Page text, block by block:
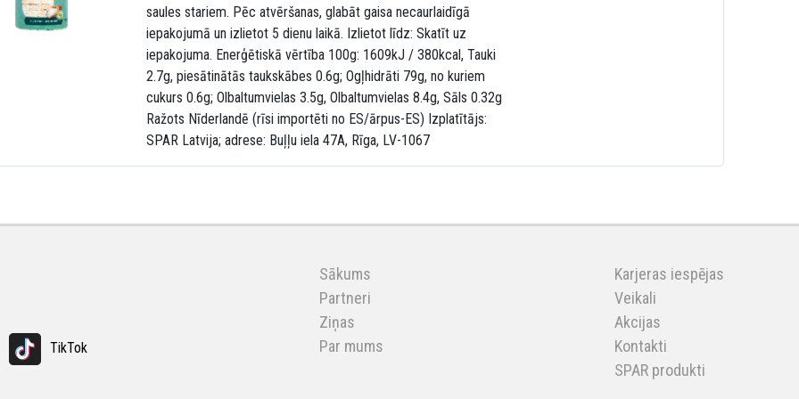
saules stariem. Pēc atvēršanas, glabāt gaisa necaurlaidīgā
iepakojumā un izlietot 5 dienu laikā. Izlietot līdz: Skatīt uz
iepakojuma. Enerģētiskā vērtība 100g: 1609kJ / 380kcal, Tauki
2.7g, piesātinātās taukskābes 0.6g; Ogļhidrāti 79g, no kuriem
cukurs 0.6g; Olbaltumvielas 3.5g, Olbaltumvielas 8.4g, Sāls 0.32g
Ražots Nīderlandē (rīsi importēti no ES/ārpus-ES) Izplatītājs:
SPAR Latvija; adrese: Buļļu iela 47A, Rīga, LV-1067
TikTok
Sākums
Partneri
Ziņas
Par mums
Karjeras iespējas
Veikali
Akcijas
Kontakti
SPAR produkti